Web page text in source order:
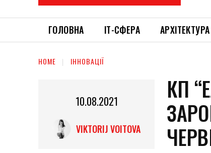
ГОЛОВНА ІТ-СФЕРА АРХІТЕКТУРА
HOME ІННОВАЦІЇ
10.08.2021
VIKTORIJ VOITOVA
КП